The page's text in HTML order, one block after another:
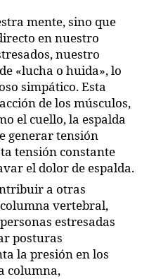
mente, sino que
en nuestro
nuestro
«lucha o huida», lo
simpático. Esta
de los músculos,
el cuello, la espalda
generar tensión
tensión constante
el dolor de espalda.
a otras
vertebral,
estresadas
posturas
la presión en los
columna,